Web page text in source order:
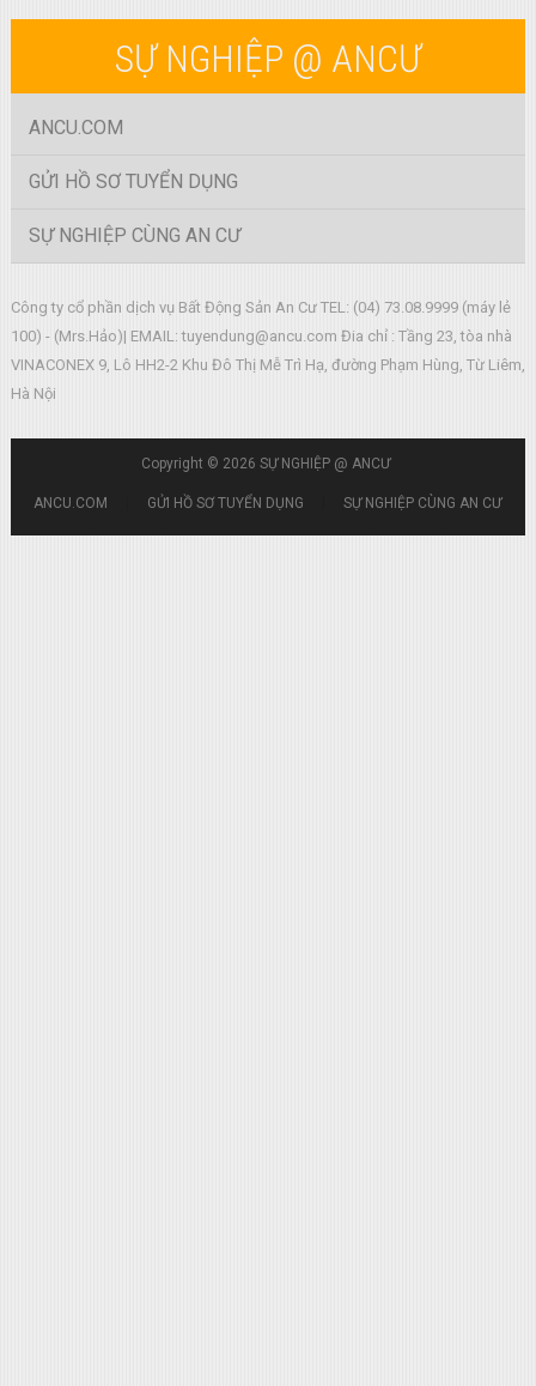
SỰ NGHIỆP @ ANCƯ
ANCU.COM
GỬI HỒ SƠ TUYỂN DỤNG
SỰ NGHIỆP CÙNG AN CƯ
Công ty cổ phần dịch vụ Bất Động Sản An Cư TEL: (04) 73.08.9999 (máy lẻ
100) - (Mrs.Hảo)| EMAIL:tuyendung@ancu.com Đia chỉ : Tầng 23, tòa nhà
VINACONEX 9, Lô HH2-2 Khu Đô Thị Mễ Trì Hạ, đường Phạm Hùng, Từ Liêm,
Hà Nội
Copyright © 2026SỰ NGHIỆP @ ANCƯ
ANCU.COM GỬI HỒ SƠ TUYỂN DỤNG SỰ NGHIỆP CÙNG AN CƯ